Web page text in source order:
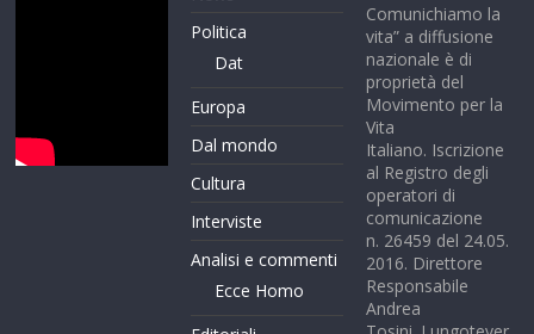
Politica
Dat
Europa
Dal mondo
Cultura
Interviste
Analisi e commenti
Ecce Homo
Comunichiamo la
vita” a diffusione
nazionale è di
proprietà del
Movimento per la
Vita
Italiano. Iscrizione
al Registro degli
operatori di
comunicazione
n. 26459 del 24.05.
2016. Direttore
Responsabile
Andrea